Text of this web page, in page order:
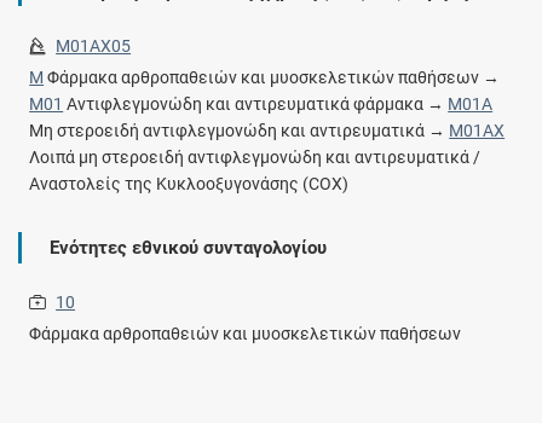
M01AX05
M Φάρμακα αρθροπαθειών και μυοσκελετικών παθήσεων →
M01 Αντιφλεγμονώδη και αντιρευματικά φάρμακα → M01A
Μη στεροειδή αντιφλεγμονώδη και αντιρευματικά → M01AX
Λοιπά μη στεροειδή αντιφλεγμονώδη και αντιρευματικά /
Αναστολείς της Κυκλοοξυγονάσης (COX)
Ενότητες εθνικού συνταγολογίου
10
Φάρμακα αρθροπαθειών και μυοσκελετικών παθήσεων